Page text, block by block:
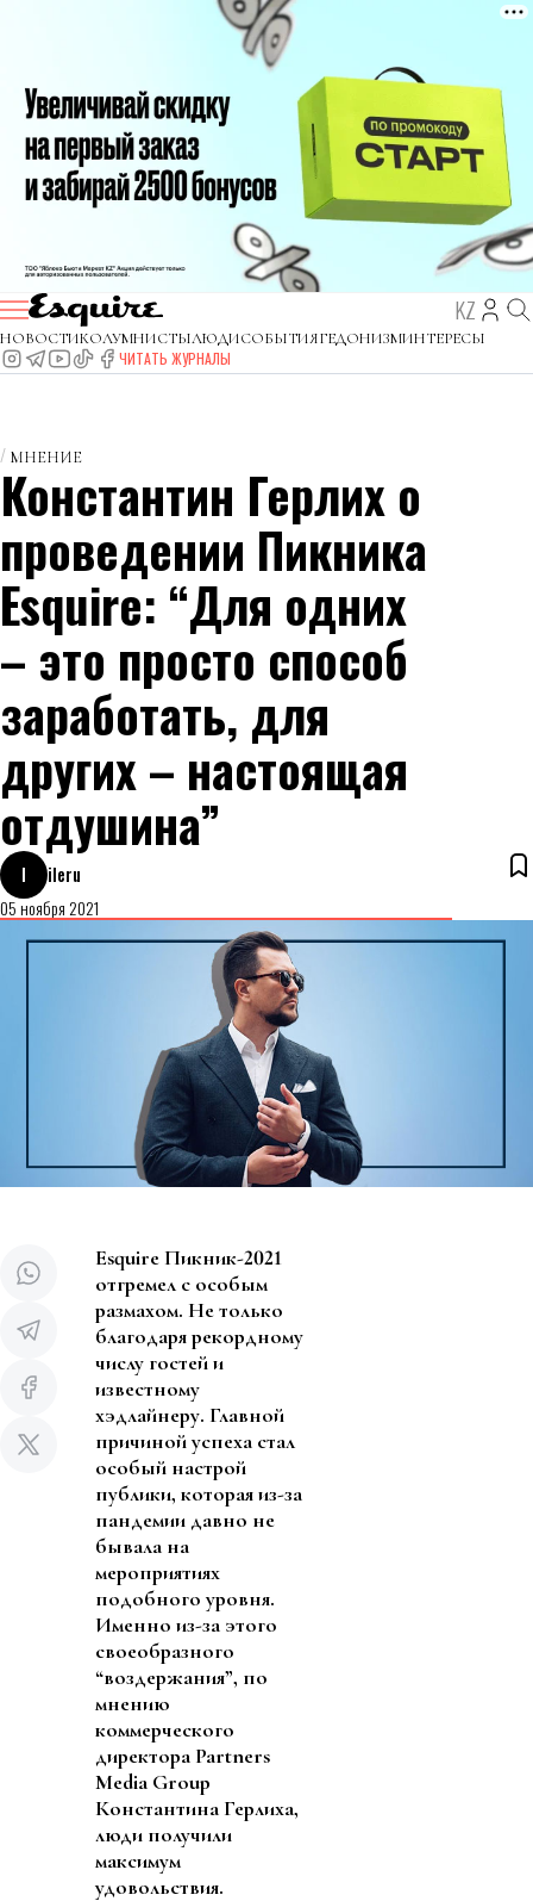
KZ
НОВОСТИКОЛУМНИСТЫЛЮДИСОБЫТИЯГЕДОНИЗМИНТЕРЕСЫ
ЧИТАТЬ ЖУРНАЛЫ
МНЕНИЕ
Константин Герлих о
проведении Пикника
Esquire: “Для одних
– это просто способ
заработать, для
других – настоящая
отдушина”
I
ileru
05 ноября 2021
Esquire Пикник-2021
отгремел с особым
размахом. Не только
благодаря рекордному
числу гостей и
известному
хэдлайнеру. Главной
причиной успеха стал
особый настрой
публики, которая из-за
пандемии давно не
бывала на
мероприятиях
подобного уровня.
Именно из-за этого
своеобразного
“воздержания”, по
мнению
коммерческого
директора Partners
Media Group
Константина Герлиха,
люди получили
максимум
удовольствия.